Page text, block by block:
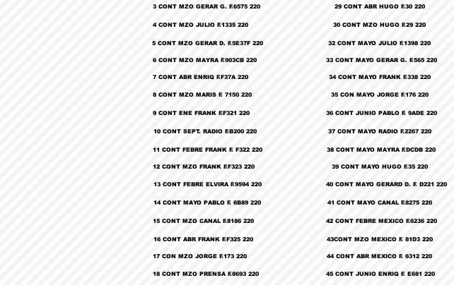
3 CONT MZO GERAR G. F.6575 220
4 CONT MZO JULIO F.1335 220
5 CONT MZO GERAR D. F.5E37F 220
6 CONT MZO MAYRA F.903CB 220
7 CONT ABR ENRIQ F.F37A 220
8 CONT MZO MARIS F. 7150 220
9 CONT ENE FRANK F.F321 220
10 CONT SEPT. RADIO F.B200 220
11 CONT FEBRE FRANK F. F322 220
12 CONT MZO FRANK F.F323 220
13 CONT FEBRE ELVIRA F.9594 220
14 CONT MAYO PABLO F. 6B89 220
15 CONT MZO CANAL F.8186 220
16 CONT ABR FRANK F.F325 220
17 CON MZO JORGE F.173 220
18 CONT MZO PRENSA F.8693 220
29 CONT ABR HUGO F.30 220
30 CONT MZO HUGO F.29 220
32 CONT MAYO JULIO F.1398 220
33 CONT MAYO GERAR G. F.565 220
34 CONT MAYO FRANK F.338 220
35 CON MAYO JORGE F.176 220
36 CONT JUNIO PABLO F. 9ADE 220
37 CONT MAYO RADIO F.2267 220
38 CONT MAYO MAYRA F.DCDB 220
39 CONT MAYO HUGO F.35 220
40 CONT MAYO GERARD D. F. D221 220
41 CONT MAYO CANAL F.8275 220
42 CONT FEBRE MEXICO F.6236 220
43CONT MZO MEXICO F. 81D3 220
44 CONT ABR MEXICO F. 6312 220
45 CONT JUNIO ENRIQ F. E681 220